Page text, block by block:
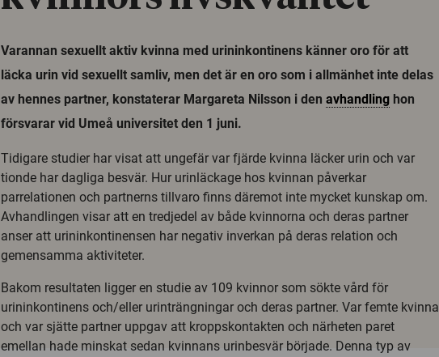
Varannan sexuellt aktiv kvinna med urininkontinens känner oro för att
läcka urin vid sexuellt samliv, men det är en oro som i allmänhet inte delas
av hennes partner, konstaterar Margareta Nilsson i den avhandling hon
försvarar vid Umeå universitet den 1 juni.
Tidigare studier har visat att ungefär var fjärde kvinna läcker urin och var
tionde har dagliga besvär. Hur urinläckage hos kvinnan påverkar
parrelationen och partnerns tillvaro finns däremot inte mycket kunskap om.
Avhandlingen visar att en tredjedel av både kvinnorna och deras partner
anser att urininkontinensen har negativ inverkan på deras relation och
gemensamma aktiviteter.
Bakom resultaten ligger en studie av 109 kvinnor som sökte vård för
urininkontinens och/eller urinträngningar och deras partner. Var femte kvinna
och var sjätte partner uppgav att kroppskontakten och närheten paret
emellan hade minskat sedan kvinnans urinbesvär började. Denna typ av